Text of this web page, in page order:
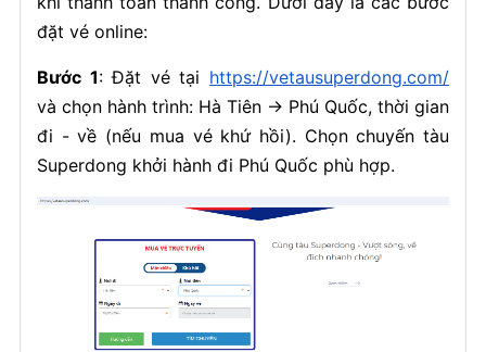
đặt vé online:
Bước 1: Đặt vé tại https://vetausuperdong.com/
và chọn hành trình: Hà Tiên → Phú Quốc, thời gian
đi - về (nếu mua vé khứ hồi). Chọn chuyến tàu
Superdong khởi hành đi Phú Quốc phù hợp.